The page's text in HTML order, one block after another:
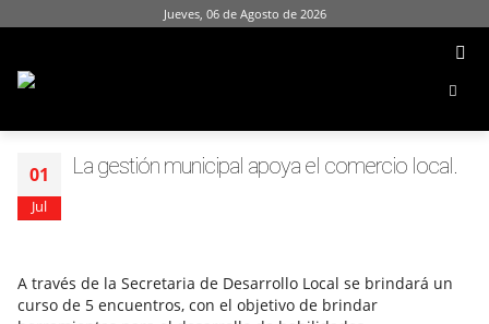
Jueves, 06 de Agosto de 2026
01
Jul
La gestión municipal apoya el comercio local.
A través de la Secretaria de Desarrollo Local se brindará un
curso de 5 encuentros, con el objetivo de brindar